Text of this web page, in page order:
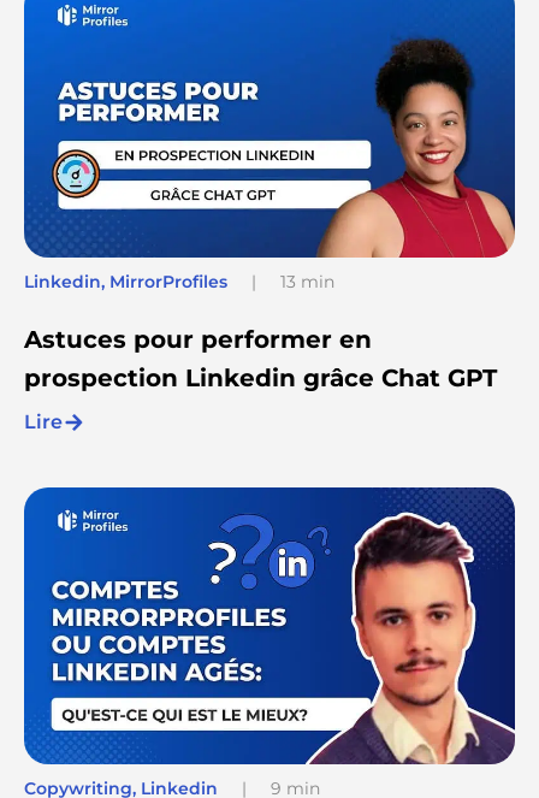
Linkedin, MirrorProfiles | 13 min
Astuces pour performer en
prospection Linkedin grâce Chat GPT
Lire
Copywriting, Linkedin | 9 min